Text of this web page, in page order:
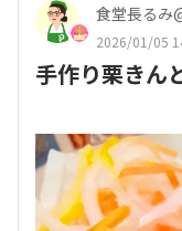
食堂長るみ
2026/01/05
手作り栗きん